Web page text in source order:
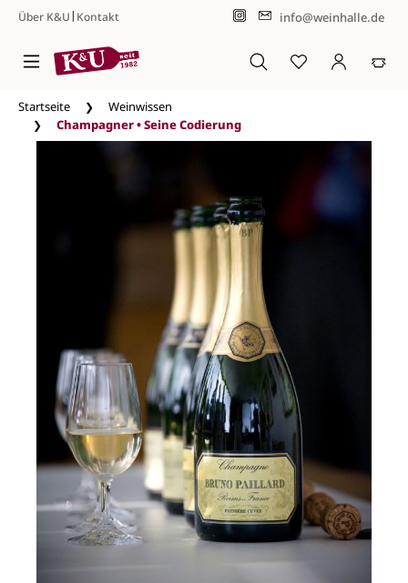
Zum Hauptinhalt springen
Über K&U| Kontakt info@weinhalle.de
Startseite
Weinwissen
Champagner • Seine Codierung